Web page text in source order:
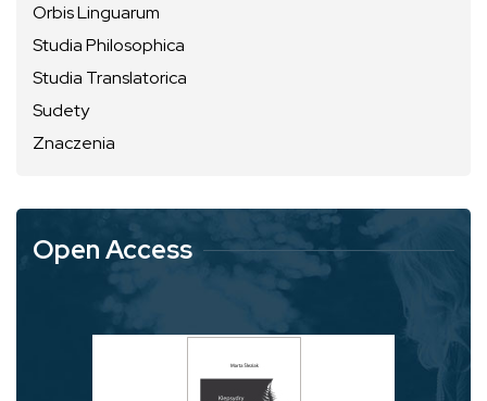
Orbis Linguarum
Studia Philosophica
Studia Translatorica
Sudety
Znaczenia
Open Access